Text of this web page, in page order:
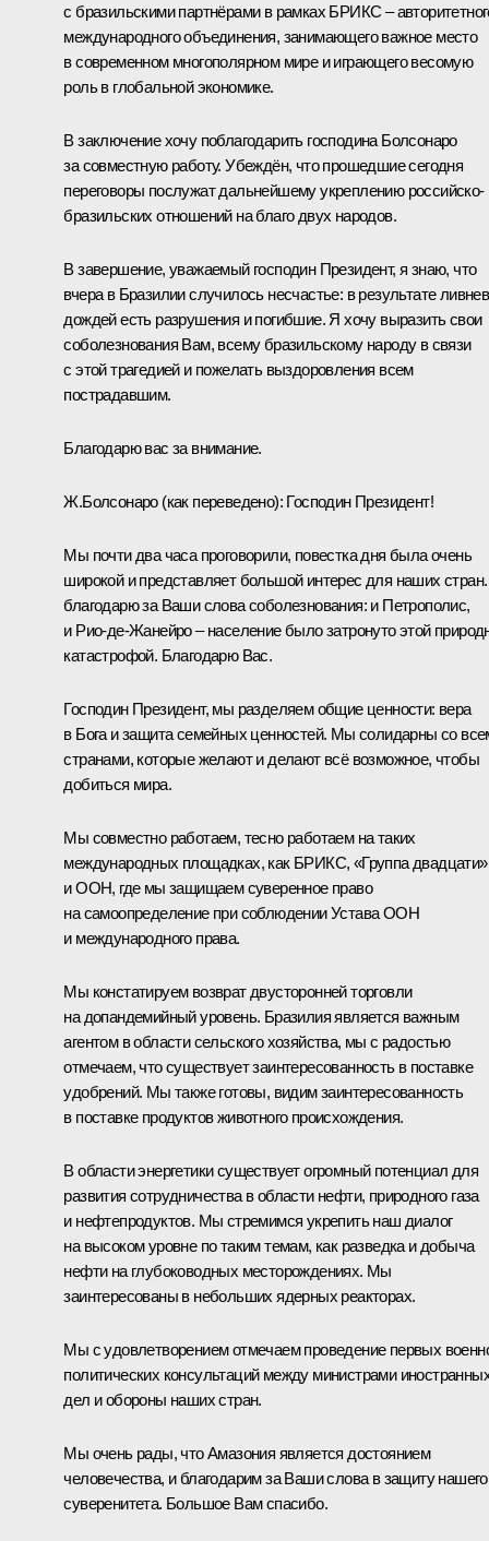
с бразильскими партнёрами в рамках БРИКС –
международного объединения, занимающего важное место
в современном многополярном мире и играющего весомую
роль в глобальной экономике.
В заключение хочу поблагодарить господина Болсонаро
за совместную работу. Убеждён, что прошедшие сегодня
переговоры послужат дальнейшему укреплению российско-
бразильских отношений на благо двух народов.
В завершение, уважаемый господин Президент, я знаю, что
вчера в Бразилии случилось несчастье: в результате
дождей есть разрушения и погибшие. Я хочу выразить свои
соболезнования Вам, всему бразильскому народу в связи
с этой трагедией и пожелать выздоровления всем
пострадавшим.
Благодарю вас за внимание.
Ж.Болсонаро (как переведено): Господин Президент!
Мы почти два часа проговорили, повестка дня была очень
широкой и представляет большой интерес для наших
благодарю за Ваши слова соболезнования: и Петрополис,
и Рио-де-Жанейро – население было затронуто этой
катастрофой. Благодарю Вас.
Господин Президент, мы разделяем общие ценности: вера
в Бога и защита семейных ценностей. Мы солидарны со
странами, которые желают и делают всё возможное, чтобы
добиться мира.
Мы совместно работаем, тесно работаем на таких
международных площадках, как БРИКС, «Группа двадцати»
и ООН, где мы защищаем суверенное право
на самоопределение при соблюдении Устава ООН
и международного права.
Мы констатируем возврат двусторонней торговли
на допандемийный уровень. Бразилия является важным
агентом в области сельского хозяйства, мы с радостью
отмечаем, что существует заинтересованность в поставке
удобрений. Мы также готовы, видим заинтересованность
в поставке продуктов животного происхождения.
В области энергетики существует огромный потенциал для
развития сотрудничества в области нефти, природного газа
и нефтепродуктов. Мы стремимся укрепить наш диалог
на высоком уровне по таким темам, как разведка и добыча
нефти на глубоководных месторождениях. Мы
заинтересованы в небольших ядерных реакторах.
Мы с удовлетворением отмечаем проведение первых
политических консультаций между министрами
дел и обороны наших стран.
Мы очень рады, что Амазония является достоянием
человечества, и благодарим за Ваши слова в защиту нашего
суверенитета. Большое Вам спасибо.